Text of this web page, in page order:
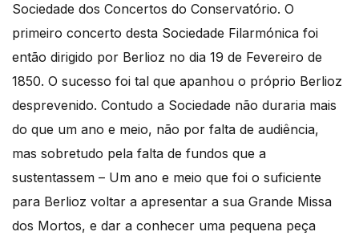
Sociedade dos Concertos do Conservatório. O
primeiro concerto desta Sociedade Filarmónica foi
então dirigido por Berlioz no dia 19 de Fevereiro de
1850. O sucesso foi tal que apanhou o próprio Berlioz
desprevenido. Contudo a Sociedade não duraria mais
do que um ano e meio, não por falta de audiência,
mas sobretudo pela falta de fundos que a
sustentassem – Um ano e meio que foi o suficiente
para Berlioz voltar a apresentar a sua Grande Missa
dos Mortos, e dar a conhecer uma pequena peça